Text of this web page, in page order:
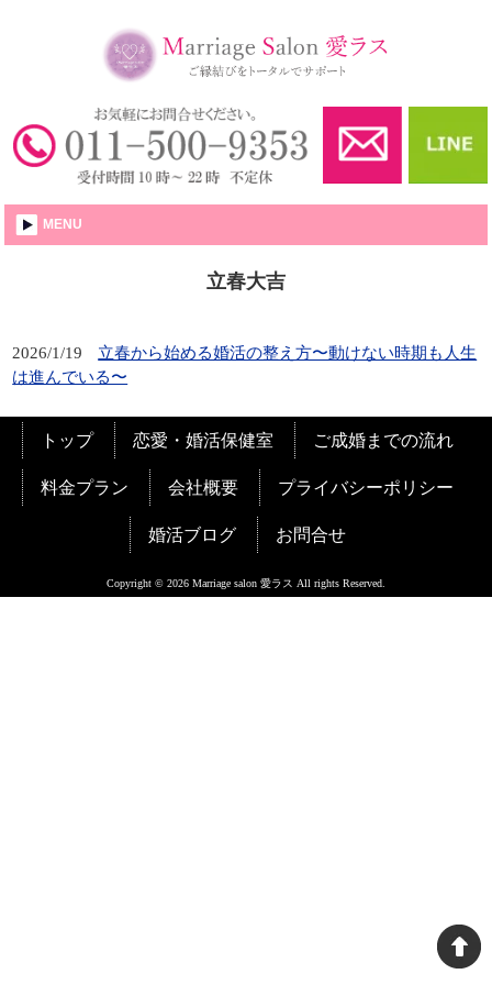
MENU
立春大吉
2026/1/19
立春から始める婚活の整え方〜動けない時期も人生
は進んでいる〜
トップ 恋愛・婚活保健室 ご成婚までの流れ
料金プラン 会社概要 プライバシーポリシー
婚活ブログ お問合せ
Copyright © 2026 Marriage salon 愛ラス All rights Reserved.